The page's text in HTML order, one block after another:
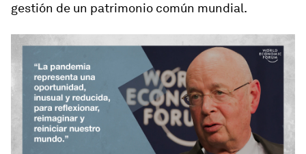
gestión de un patrimonio común mundial.